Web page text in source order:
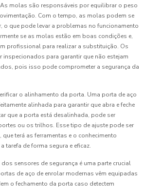
molas são responsáveis por equilibrar o peso
Com o tempo, as molas podem se
o que pode levar a problemas no funcionamento
se as molas estão em boas condições e,
profissional para realizar a substituição. Os
inspecionados para garantir que não estejam
pois isso pode comprometer a segurança da
o alinhamento da porta. Uma porta de aço
alinhada para garantir que abra e feche
que a porta está desalinhada, pode ser
ou os trilhos. Esse tipo de ajuste pode ser
terá as ferramentas e o conhecimento
tarefa de forma segura e eficaz.
sensores de segurança é uma parte crucial
de aço de enrolar modernas vêm equipadas
o fechamento da porta caso detectem